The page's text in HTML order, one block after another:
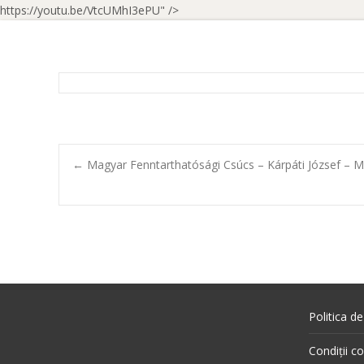
https://youtu.be/VtcUMhI3ePU" />
← Magyar Fenntarthatósági Csúcs – Kárpáti József –
Politica
Condiții